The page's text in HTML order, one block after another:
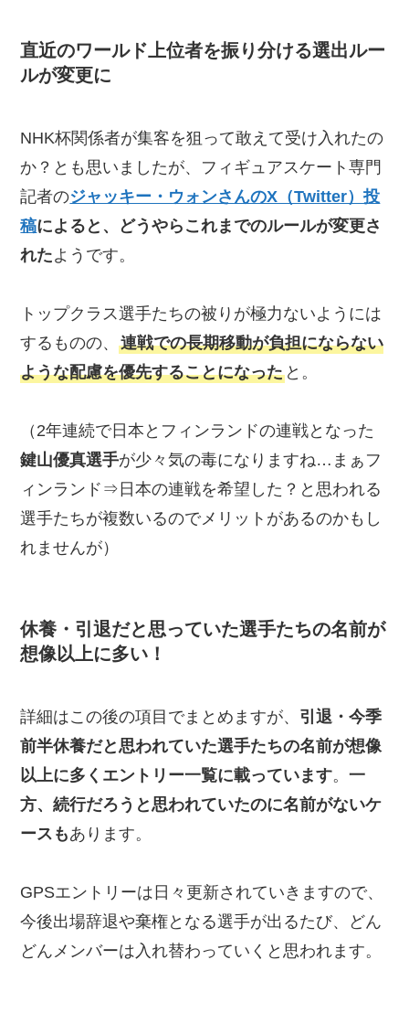
直近のワールド上位者を振り分ける選出ルー
ルが変更に
NHK杯関係者が集客を狙って敢えて受け入れたの
か？とも思いましたが、フィギュアスケート専門
記者のジャッキー・ウォンさんのX（Twitter）投
稿によると、どうやらこれまでのルールが変更さ
れたようです。
トップクラス選手たちの被りが極力ないようには
するものの、連戦での長期移動が負担にならない
ような配慮を優先することになった と。
（2年連続で日本とフィンランドの連戦となった
鍵山優真選手が少々気の毒になりますね…まぁフ
ィンランド⇒日本の連戦を希望した？と思われる
選手たちが複数いるのでメリットがあるのかもし
れませんが）
休養・引退だと思っていた選手たちの名前が
想像以上に多い！
詳細はこの後の項目でまとめますが、 引退・今季
前半休養だと思われていた選手たちの名前が想像
以上に多くエントリー一覧に載っています。一
方、続行だろうと思われていたのに名前がないケ
ースもあります。
GPSエントリーは日々更新されていきますので、
今後出場辞退や棄権となる選手が出るたび、どん
どんメンバーは入れ替わっていくと思われます。